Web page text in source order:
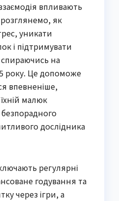
впливають
як
уникати
і підтримувати
на
року. Це допоможе
впевненіше,
малюк
дослідника
регулярні
годування та
через ігри, а